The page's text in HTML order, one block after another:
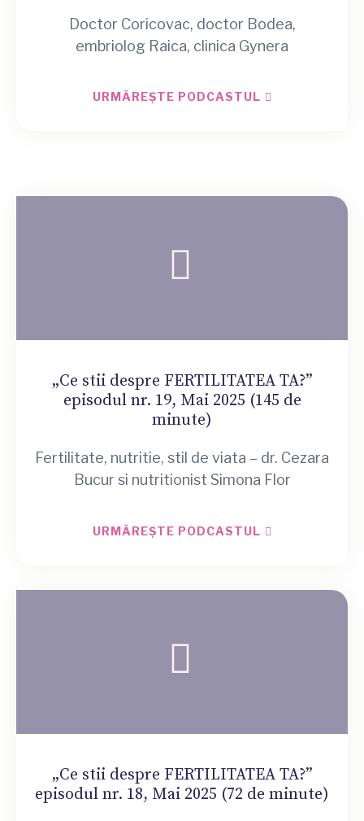
Doctor Coricovac, doctor Bodea,
embriolog Raica, clinica Gynera
URMĂREȘTE PODCASTUL
„Ce stii despre FERTILITATEA TA?”
episodul nr. 19, Mai 2025 (145 de
minute)
Fertilitate, nutritie, stil de viata – dr. Cezara
Bucur si nutritionist Simona Flor
URMĂREȘTE PODCASTUL
„Ce stii despre FERTILITATEA TA?”
episodul nr. 18, Mai 2025 (72 de minute)